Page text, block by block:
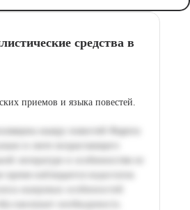
средства в
приемов и языка повестей.